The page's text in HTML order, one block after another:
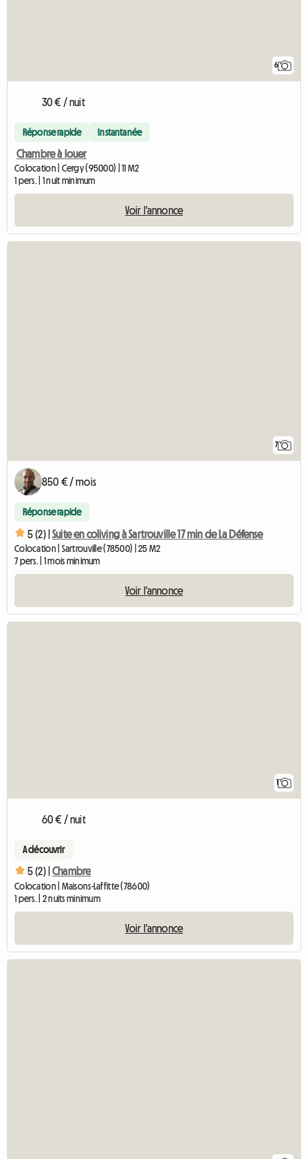
6
30 € / nuit
Réponse rapide Instantanée
Chambre à louer
Colocation | Cergy (95000) | 11 M2
1 pers. | 1 nuit minimum
Voir l'annonce
7
850 € / mois
Réponse rapide
5 (2) | Suite en coliving à Sartrouville 17 min de La Défense
Colocation | Sartrouville (78500) | 25 M2
7 pers. | 1 mois minimum
Voir l'annonce
1
60 € / nuit
A découvrir
5 (2) | Chambre
Colocation | Maisons-Laffitte (78600)
1 pers. | 2 nuits minimum
Voir l'annonce